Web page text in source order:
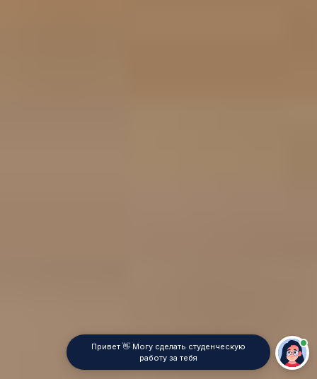
Привет 👋 Могу сделать студенческую
работу за тебя